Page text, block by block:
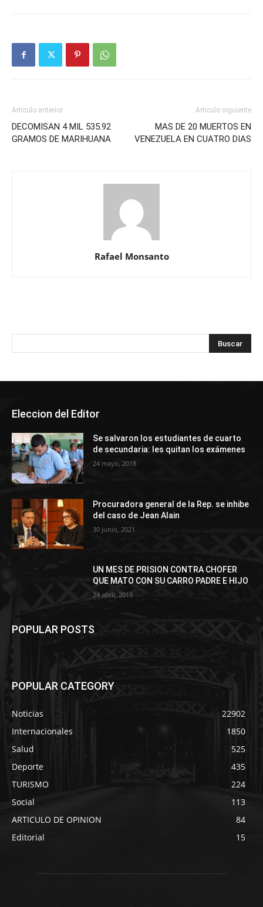
Artículo anterior
DECOMISAN 4 MIL 535.92
GRAMOS DE MARIHUANA
Artículo siguiente
MAS DE 20 MUERTOS EN
VENEZUELA EN CUATRO DIAS
Rafael Monsanto
Eleccion del Editor
Se salvaron los estudiantes de cuarto
de secundaria: les quitan los exámenes
24 mayo, 2018
Procuradora general de la Rep. se inhibe
del caso de Jean Alain
30 junio, 2021
UN MES DE PRISION CONTRA CHOFER
QUE MATO CON SU CARRO PADRE E HIJO
24 abril, 2019
POPULAR POSTS
POPULAR CATEGORY
Noticias
22902
Internacionales
1850
Salud
525
Deporte
435
TURISMO
224
Social
113
ARTICULO DE OPINION
84
Editorial
15